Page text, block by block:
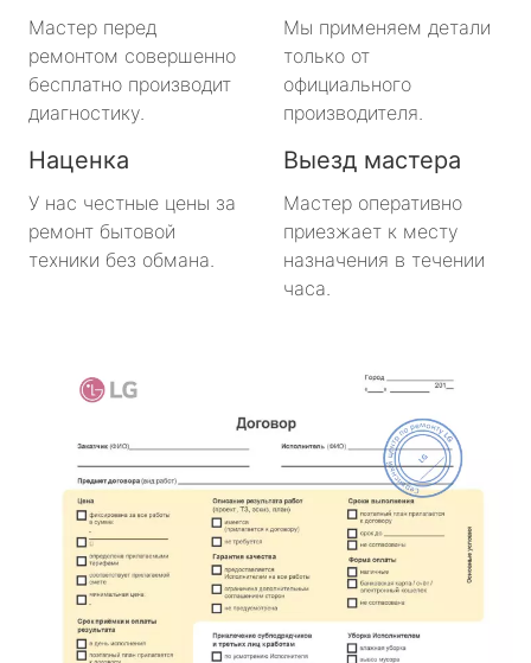
Мастер перед
ремонтом совершенно
бесплатно производит
диагностику.
Мы применяем детали
только от
официального
производителя.
Наценка
У нас честные цены за
ремонт бытовой
техники без обмана.
Выезд мастера
Мастер оперативно
приезжает к месту
назначения в течении
часа.